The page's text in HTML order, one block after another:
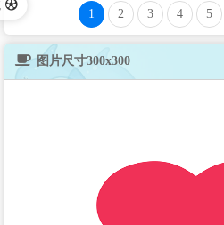
1 2 3 4 5
图片尺寸300x300